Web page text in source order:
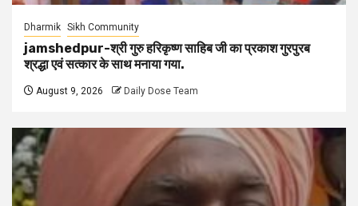
Dharmik Sikh Community
jamshedpur-श्री गुरु हरिकृष्ण साहिब जी का प्रकाश गुरपुरब
श्रद्धा एवं सत्कार के साथ मनाया गया.
August 9, 2026 Daily Dose Team